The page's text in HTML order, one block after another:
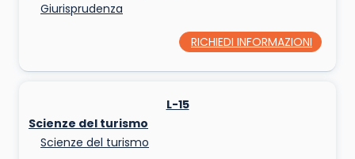
Giurisprudenza
RICHIEDI INFORMAZIONI
L-15
Scienze del turismo
Scienze del turismo